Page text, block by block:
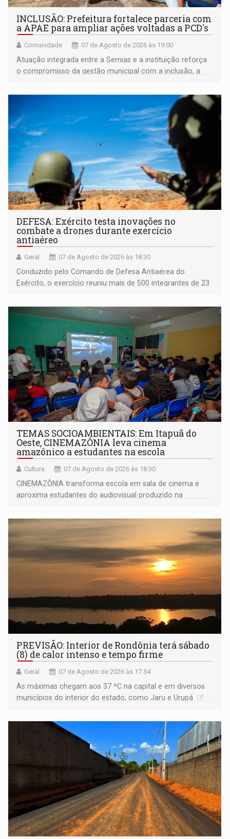
INCLUSÃO: Prefeitura fortalece parceria com
a APAE para ampliar ações voltadas a PCD's
Comunidade 07 de Agosto de 2026 às 19:00
Atuação integrada entre a Semias e a instituição reforça
o compromisso da gestão municipal com a inclusão, a
DEFESA: Exército testa inovações no
combate a drones durante exercício
antiaéreo
Geral 07 de Agosto de 2026 às 18:30
Conduzido pelo Comando de Defesa Antiaérea do
Exército, o exercício reuniu mais de 500 integrantes de 23
TEMAS SOCIOAMBIENTAIS: Em Itapuã do
Oeste, CINEMAZÔNIA leva cinema
amazônico a estudantes na escola
Cultura 07 de Agosto de 2026 às 18:30
CINEMAZÔNIA transforma escola em sala de cinema e
aproxima estudantes do audiovisual produzido na
PREVISÃO: Interior de Rondônia terá sábado
(8) de calor intenso e tempo firme
Geral 07 de Agosto de 2026 às 17:54
As máximas chegam aos 37 ºC na capital e em diversos
municípios do interior do estado, como Jaru e Urupá